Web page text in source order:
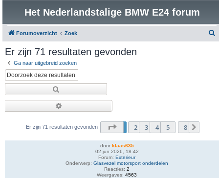
Het Nederlandstalige BMW E24 forum
Forumoverzicht Zoek
Er zijn 71 resultaten gevonden
Ga naar uitgebreid zoeken
Er zijn 71 resultaten gevonden Pagina van8
2 3 4 5 8
door klaas635
02 jun 2026, 18:42
Forum: Exterieur
Onderwerp: Glasvezel motorsport onderdelen
Reacties: 2
Weergaves: 4563